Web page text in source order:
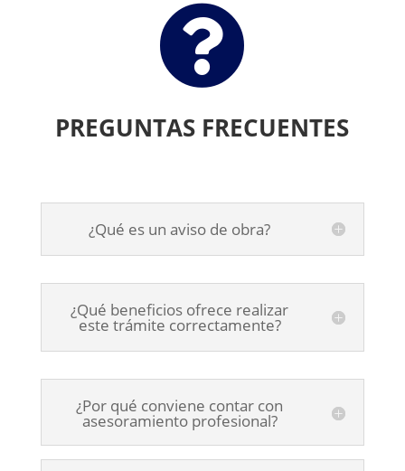

PREGUNTAS FRECUENTES
¿Qué es un aviso de obra?
¿Qué beneficios ofrece realizar
este trámite correctamente?
¿Por qué conviene contar con
asesoramiento profesional?